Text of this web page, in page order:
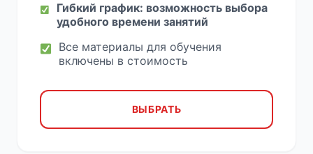
Гибкий график: возможность выбора
удобного времени занятий
Все материалы для обучения
включены в стоимость
ВЫБРАТЬ